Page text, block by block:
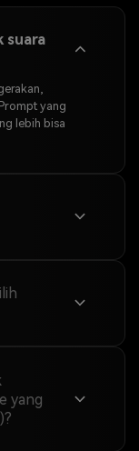
suara
yang
lebih bisa
yang